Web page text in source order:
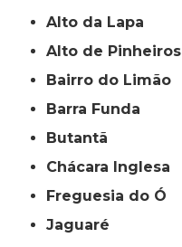
Alto da Lapa
Alto de Pinheiros
Bairro do Limão
Barra Funda
Butantã
Chácara Inglesa
Freguesia do Ó
Jaguaré